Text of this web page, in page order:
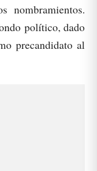
nombramientos.
político, dado
precandidato al